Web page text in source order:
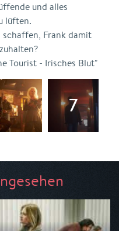
und alles
lüften.
Frank damit
Tourist - Irisches Blut"